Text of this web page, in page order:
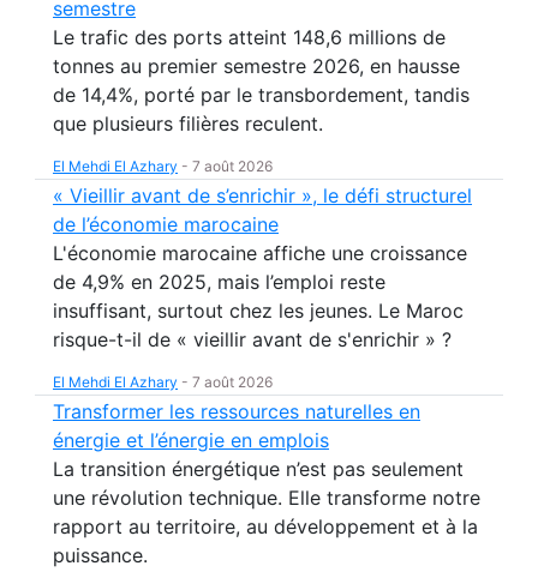
semestre
Le trafic des ports atteint 148,6 millions de
tonnes au premier semestre 2026, en hausse
de 14,4%, porté par le transbordement, tandis
que plusieurs filières reculent.
El Mehdi El Azhary - 7 août 2026
« Vieillir avant de s’enrichir », le défi structurel
de l’économie marocaine
L'économie marocaine affiche une croissance
de 4,9% en 2025, mais l’emploi reste
insuffisant, surtout chez les jeunes. Le Maroc
risque-t-il de « vieillir avant de s'enrichir » ?
El Mehdi El Azhary - 7 août 2026
Transformer les ressources naturelles en
énergie et l’énergie en emplois
La transition énergétique n’est pas seulement
une révolution technique. Elle transforme notre
rapport au territoire, au développement et à la
puissance.